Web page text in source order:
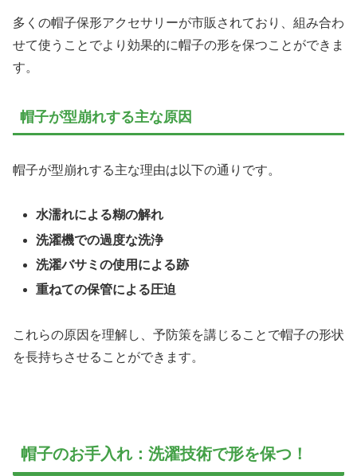
多くの帽子保形アクセサリーが市販されており、組み合わ
せて使うことでより効果的に帽子の形を保つことができま
す。
帽子が型崩れする主な原因
帽子が型崩れする主な理由は以下の通りです。
水濡れによる糊の解れ
洗濯機での過度な洗浄
洗濯バサミの使用による跡
重ねての保管による圧迫
これらの原因を理解し、予防策を講じることで帽子の形状
を長持ちさせることができます。
帽子のお手入れ：洗濯技術で形を保つ！